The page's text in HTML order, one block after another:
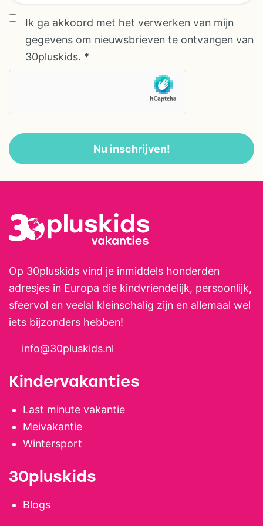
taken, zoals het voeren van
dieren, kijken bij de stallen of
simpelweg spelen in de
buitenruimte. Er is ruimte om
hutten te bouwen, te rennen of
stille plekjes te zoeken voor een
middag picknick. Het
dichtstbijzijnde dorp met bakker
en winkels ligt op ongeveer 10
minuten rijden. De stad Rodez,
musea en gezelligheid, bereik je
in circa 35 minuten. De omgeving
glooiend, ideaal voor ontspannen
wandelingen en rustige
familiefietstochten.
Ik ga akkoord met het verwerken van mijn
gegevens om nieuwsbrieven te ontvangen van
30pluskids. *
Nu inschrijven!
Op 30pluskids vind je inmiddels honderden
adresjes in Europa die kindvriendelijk, persoonlijk,
sfeervol en veelal kleinschalig zijn en allemaal wel
iets bijzonders hebben!
info@30pluskids.nl
Kindervakanties
Last minute vakantie
Meivakantie
Wintersport
30pluskids
Blogs